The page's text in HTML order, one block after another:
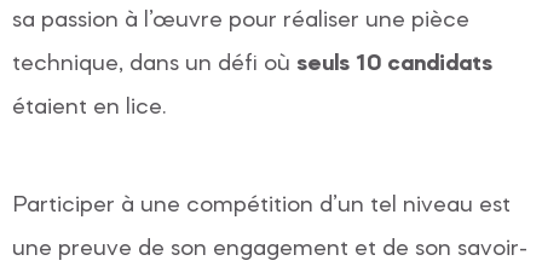
sa passion à l’œuvre pour réaliser une pièce
technique, dans un défi où seuls 10 candidats
étaient en lice.
Participer à une compétition d’un tel niveau est
une preuve de son engagement et de son savoir-